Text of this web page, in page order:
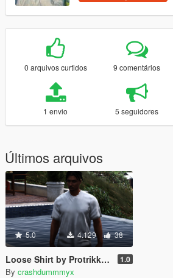
0 arquivos curtidos 9 comentários
1 envio 5 seguidores
Últimos arquivos
5.0 4.129 38
Loose Shirt by Protrikk [MP Male / FiveM] 1.0
By crashdummmyx